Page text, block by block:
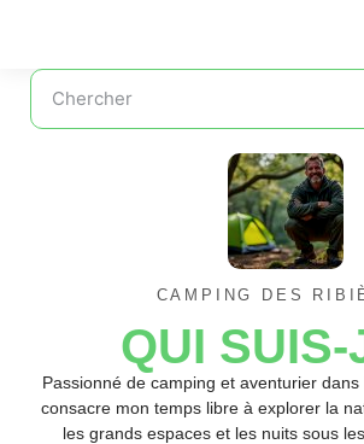
CAMPING DES
QUI SUIS-
Passionné de camping et aventurier dans
consacre mon temps libre à explorer la
les grands espaces et les nuits sous